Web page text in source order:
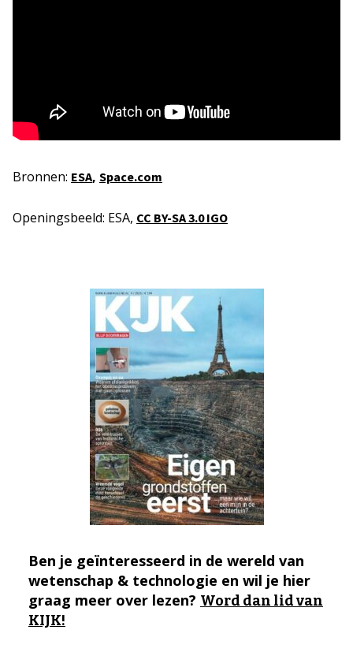
Bronnen: ESA, Space.com
Openingsbeeld: ESA, CC BY-SA 3.0 IGO
Ben je geïnteresseerd in de wereld van
wetenschap & technologie en wil je hier
graag meer over lezen? Word dan lid van
KIJK!